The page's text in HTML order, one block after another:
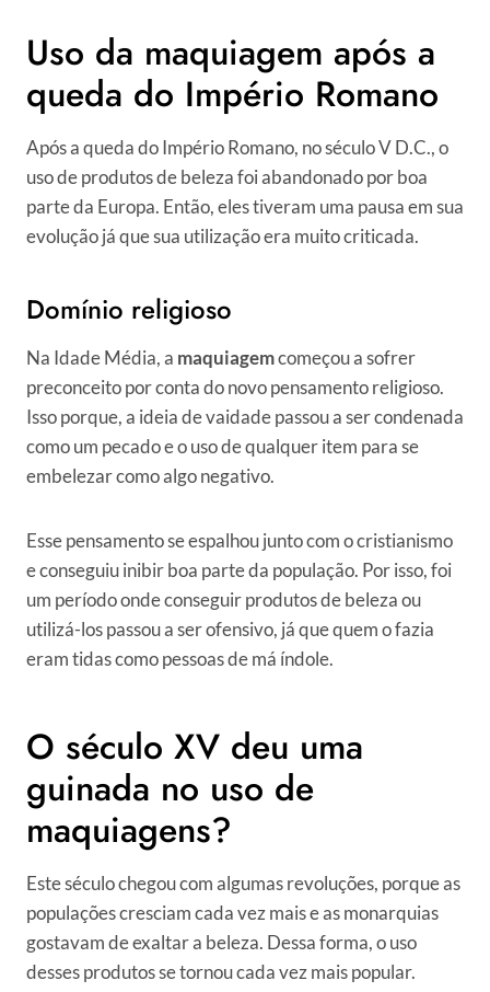
Uso da maquiagem após a
queda do Império Romano
Após a queda do Império Romano, no século V D.C., o
uso de produtos de beleza foi abandonado por boa
parte da Europa. Então, eles tiveram uma pausa em sua
evolução já que sua utilização era muito criticada.
Domínio religioso
Na Idade Média, a maquiagemcomeçou a sofrer
preconceito por conta do novo pensamento religioso.
Isso porque, a ideia de vaidade passou a ser condenada
como um pecado e o uso de qualquer item para se
embelezar como algo negativo.
Esse pensamento se espalhou junto com o cristianismo
e conseguiu inibir boa parte da população. Por isso, foi
um período onde conseguir produtos de beleza ou
utilizá-los passou a ser ofensivo, já que quem o fazia
eram tidas como pessoas de má índole.
O século XV deu uma
guinada no uso de
maquiagens?
Este século chegou com algumas revoluções, porque as
populações cresciam cada vez mais e as monarquias
gostavam de exaltar a beleza. Dessa forma, o uso
desses produtos se tornou cada vez mais popular.